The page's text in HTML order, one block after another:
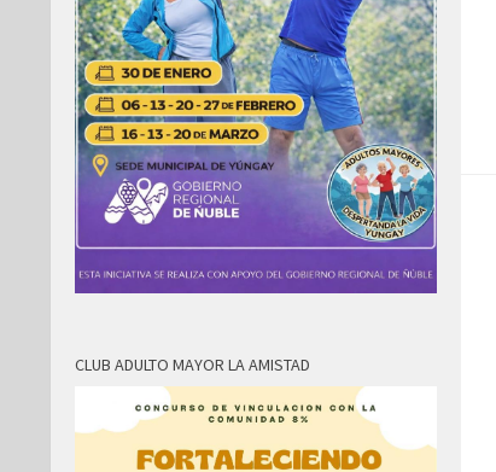
CLUB ADULTO MAYOR LA AMISTAD